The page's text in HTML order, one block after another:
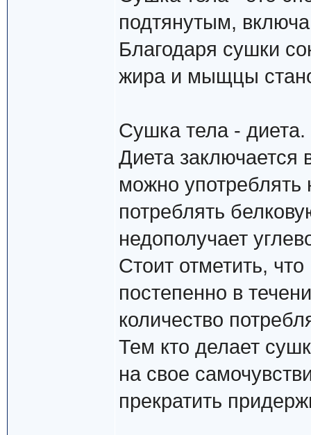
подтянутым,
Благодаря сушки
жира и мыщцы
Сушка тела - диета.
Диета заключается
можно употреблять
потреблять
недополучает
Стоит отметить,
постепенно в
количество
Тем кто делает
на свое
прекратить